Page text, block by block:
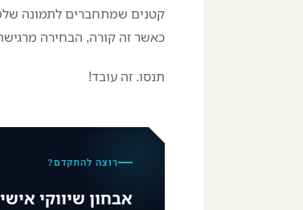
קטנים שמתחברים לתמונה
כאשר זה קורה, הבחירה מרגישה
תנסו. זה עובד!
רוצה להתקדם?
אבחון שיווקי